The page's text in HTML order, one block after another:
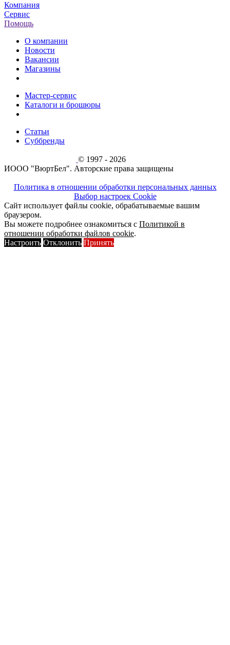
Компания
Сервис
Помощь
О компании
Новости
Вакансии
Магазины
Мастер-сервис
Каталоги и брошюры
Статьи
Суббренды
© 1997 - 2026
ИООО "ВюртБел". Авторские права защищены
Политика в отношении обработки персональных данных
Выбор настроек Cookie
Сайт использует файлы cookie, обрабатываемые вашим
браузером.
Вы можете подробнее ознакомиться с Политикой в
отношении обработки файлов cookie.
Настроить Отклонить Принять